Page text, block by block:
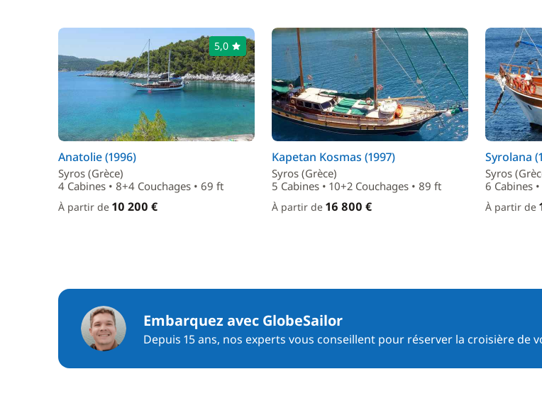
5,0
Anatolie (1996)
Syros (Grèce)
4 Cabines • 8+4 Couchages • 69 ft
À partir de 10 200 €
Kapetan Kosmas (1997)
Syros (Grèce)
5 Cabines • 10+2 Couchages • 89 ft
À partir de 16 800 €
Syrolana
Syros
6 Cabines
À partir de
Embarquez avec GlobeSailor
Depuis 15 ans, nos experts vous conseillent pour réserver la croisière de